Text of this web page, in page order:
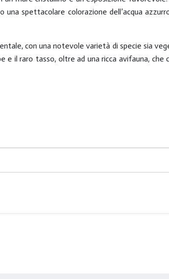
una spettacolare colorazione dell’acqua
con una notevole varietà di specie sia
e il raro tasso, oltre ad una ricca avifauna, che